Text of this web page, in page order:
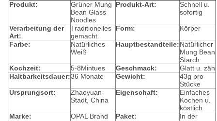
Produkt:
Grüner Mung
Bean Glass
Noodles
Produkt-Art:
Schnell u.
sofortig
Verarbeitung der
Art:
Traditionelles
gemacht
Form: Körper
Farbe:
Natürliches
Weiß
Hauptbestandteile:Natürlicher
Mung Bean
Starch
Kochzeit:
5-8Mintues Geschmack:
Glatt u. zäh
Haltbarkeitsdauer:36 Monate Gewicht:
43g pro
Stücke
Ursprungsort:
Zhaoyuan-
Stadt, China
Eigenschaft:
Einfaches
Kochen u.
köstlich
Marke:
OPAL Brand Paket:
In der